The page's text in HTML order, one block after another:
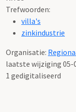
Trefwoorden:
villa's
zinkindustrie
Organisatie:
laatste wijziging 05-
1 gedigitaliseerd